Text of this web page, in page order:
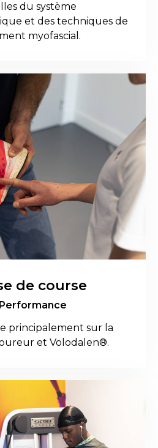
du système
et des techniques de
myofascial.
de course
principalement sur la
et Volodalen®.